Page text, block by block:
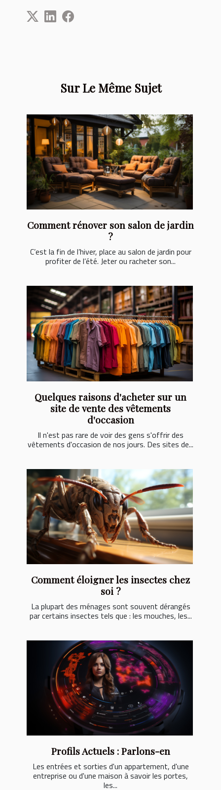
Sur Le Même Sujet
Comment rénover son salon de jardin
?
C’est la fin de l’hiver, place au salon de jardin pour
profiter de l’été. Jeter ou racheter son...
Quelques raisons d'acheter sur un
site de vente des vêtements
d'occasion
Il n'est pas rare de voir des gens s'offrir des
vêtements d'occasion de nos jours. Des sites de...
Comment éloigner les insectes chez
soi ?
La plupart des ménages sont souvent dérangés
par certains insectes tels que : les mouches, les...
Profils Actuels : Parlons-en
Les entrées et sorties d'un appartement, d'une
entreprise ou d'une maison à savoir les portes,
les...